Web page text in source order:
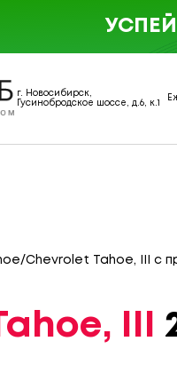
г. Новосибирск,
Гусинобродское шоссе, д.6, к.1
/Chevrolet Tahoe, III с
III